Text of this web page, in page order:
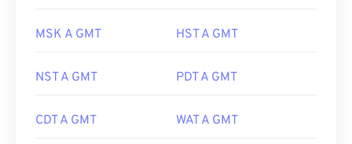
MSK A GMT HST A GMT
NST A GMT PDT A GMT
CDT A GMT WAT A GMT